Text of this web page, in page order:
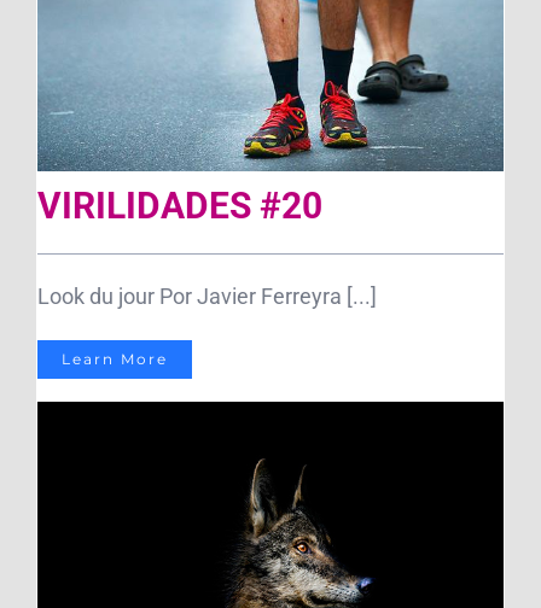
VIRILIDADES #20
Look du jour Por Javier Ferreyra [...]
Learn More